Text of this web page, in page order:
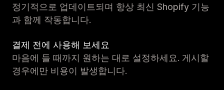
정기적으로 업데이트되며 항상 최신 Shopify 기능
과 함께 작동합니다.
결제 전에 사용해 보세요
마음에 들 때까지 원하는 대로 설정하세요. 게시할
경우에만 비용이 발생합니다.